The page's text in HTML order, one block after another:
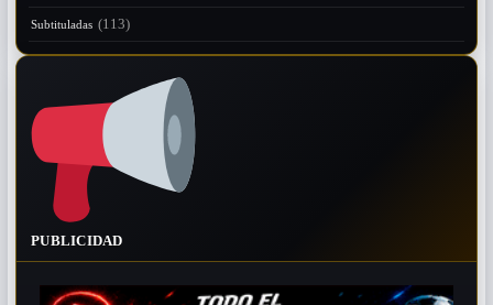
Subtituladas (113)
PUBLICIDAD